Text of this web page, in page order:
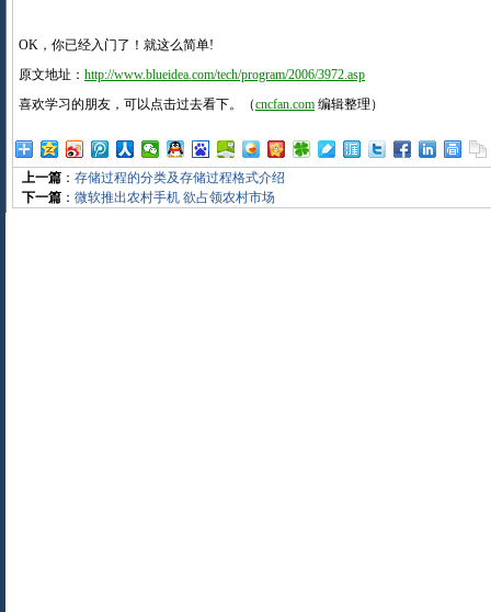
OK，你已经入门了！就这么简单!
原文地址： http://www.blueidea.com/tech/program/2006/3972.asp
喜欢学习的朋友，可以点击过去看下。（cncfan.com 编辑整理）
上一篇 ： 存储过程的分类及存储过程格式介绍
下一篇 ： 微软推出农村手机 欲占领农村市场